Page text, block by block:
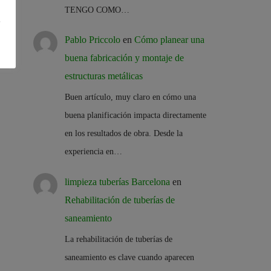
TENGO COMO…
Pablo Priccolo en Cómo planear una
buena fabricación y montaje de
estructuras metálicas
Buen artículo, muy claro en cómo una
buena planificación impacta directamente
en los resultados de obra. Desde la
experiencia en…
limpieza tuberías Barcelona en
Rehabilitación de tuberías de
saneamiento
La rehabilitación de tuberías de
saneamiento es clave cuando aparecen